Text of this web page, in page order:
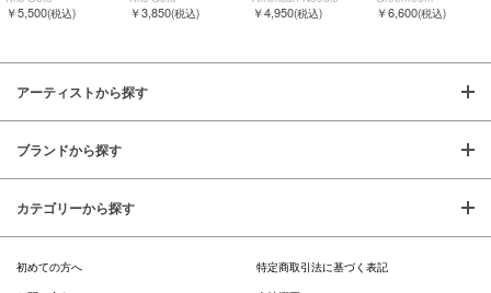
￥5,500(税込) ￥3,850(税込) ￥4,950(税込) ￥6,600(税込)
アーティストから探す
ブランドから探す
カテゴリーから探す
初めての方へ
特定商取引法に基づく表記